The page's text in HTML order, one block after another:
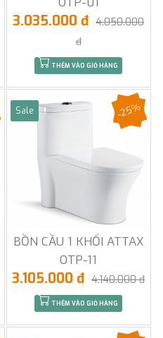
3.035.000 đ 4.050.000
đ
THÊM VÀO GIỎ HÀNG
Sale
BỒN CẦU 1 KHỐI ATTAX
OTP-11
-25%
3.105.000 đ 4.140.000 đ
THÊM VÀO GIỎ HÀNG